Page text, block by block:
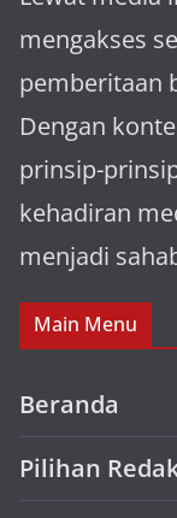
mengakses
pemberitaan
Dengan
prinsip-
kehadiran
menjadi
Main Menu
Beranda
Pilihan